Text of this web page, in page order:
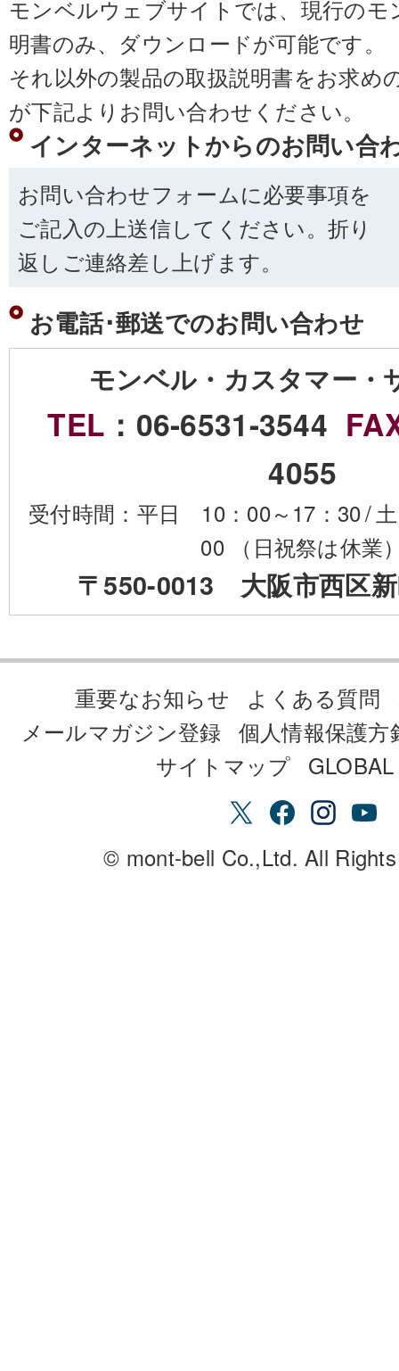
モンベルウェブサイトでは、現行のモ
明書のみ、ダウンロードが可能です。
それ以外の製品の取扱説明書をお求め
が下記よりお問い合わせください。
インターネットからのお問い合
お問い合わせフォームに必要事項を
ご記入の上送信してください。折り
返しご連絡差し上げます。
お電話･郵送でのお問い合わせ
モンベル・カスタマー・
TEL ：06-6531-3544
4055
受付時間：平日 10：00～17：30/
00 （日祝祭は休業
〒550-0013 大阪市西区
重要なお知らせ よくある質問
メールマガジン登録 個人情報保護方
サイトマップ
© mont-bell Co.,Ltd. All